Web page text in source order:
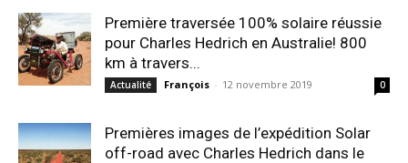
Première traversée 100% solaire réussie
pour Charles Hedrich en Australie! 800
km à travers...
Actualité François - 12 novembre 2019 0
Premières images de l’expédition Solar
off-road avec Charles Hedrich dans le